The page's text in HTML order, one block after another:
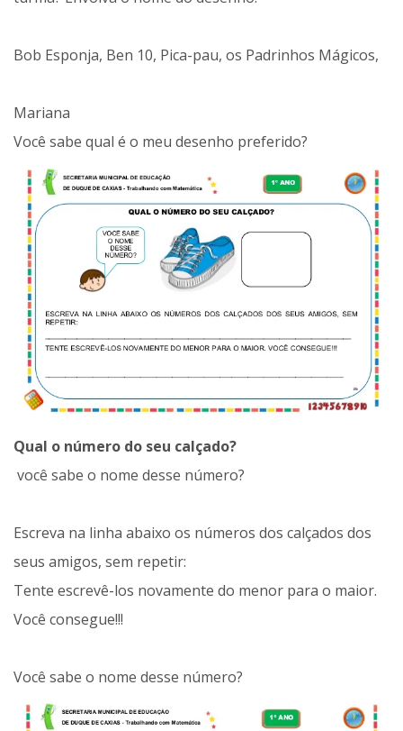
Bob Esponja, Ben 10, Pica-pau, os Padrinhos Mágicos,
Mariana
Você sabe qual é o meu desenho preferido?
Qual o número do seu calçado?
você sabe o nome desse número?
Escreva na linha abaixo os números dos calçados dos
seus amigos, sem repetir:
Tente escrevê-los novamente do menor para o maior.
Você consegue!!!
Você sabe o nome desse número?